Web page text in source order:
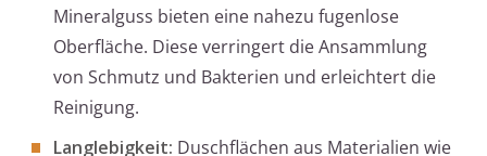
Mineralguss bieten eine nahezu fugenlose
Oberfläche. Diese verringert die Ansammlung
von Schmutz und Bakterien und erleichtert die
Reinigung.
Langlebigkeit: Duschflächen aus Materialien wie